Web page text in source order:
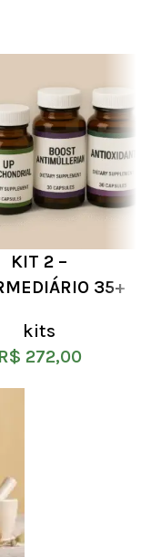
KIT 2 –
35+
kits
R$ 272,00